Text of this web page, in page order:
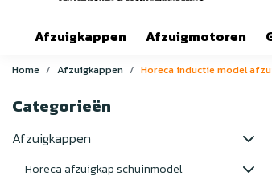
Afzuigkappen Afzuigmotoren
Home Afzuigkappen Horeca inductie model
Categorieën
Afzuigkappen
Horeca afzuigkap schuinmodel